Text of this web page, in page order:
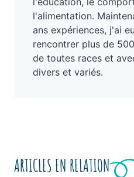
l'alimentation.
ans expériences, j'ai
rencontrer plus de
de toutes races et
divers et variés.
ARTICLES EN RELATION